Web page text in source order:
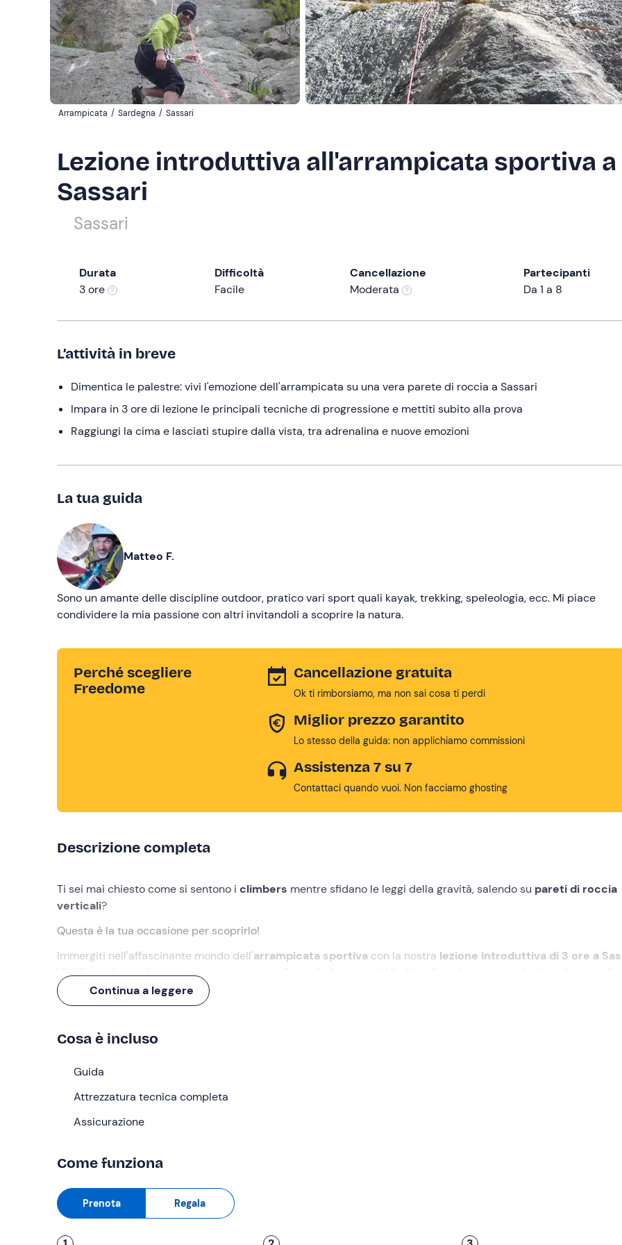
Arrampicata / Sardegna / Sassari
Lezione introduttiva all'arrampicata sportiva a
Sassari
Sassari
Durata
3 ore
Difficoltà
Facile
Cancellazione
Moderata
Partecipanti
Da 1 a 8
L’attività in breve
Dimentica le palestre: vivi l'emozione dell'arrampicata su una vera parete di roccia a Sassari
Impara in 3 ore di lezione le principali tecniche di progressione e mettiti subito alla prova
Raggiungi la cima e lasciati stupire dalla vista, tra adrenalina e nuove emozioni
La tua guida
Matteo F.
Sono un amante delle discipline outdoor, pratico vari sport quali kayak, trekking, speleologia, ecc. Mi piace
condividere la mia passione con altri invitandoli a scoprire la natura.
Perché scegliere
Freedome
Cancellazione gratuita
Ok ti rimborsiamo, ma non sai cosa ti perdi
Miglior prezzo garantito
Lo stesso della guida: non applichiamo commissioni
Assistenza 7 su 7
Contattaci quando vuoi. Non facciamo ghosting
Descrizione completa
Ti sei mai chiesto come si sentono i climbers mentre sfidano le leggi della gravità, salendo su pareti di roccia
verticali?
Questa è la tua occasione per scoprirlo!
Immergiti nell'affascinante mondo dell'arrampicata sportiva con la nostra lezione introduttiva di 3 ore a
Vivi l'esperienza diretta su una vera
parete di roccia
, lontano dai limiti della palestra, e lasciati avvolgere dalle
sensazioni autenticheche solo la roccia naturale può offrire.
e se c'è la passione per
attrezzature costose.
Ti aspettiamo!
Cosa faremo
L'appuntamento è alle ore 8:30
Arrivati sul posto, inizieremo con una
imbrago, corda, rinvii, assicuratore, scarpette, longe, magnesite e molto altro. Approfondiremo le
l'utilizzo di ogni strumento, assicurandoci che tu possa utilizzarli in modo sicuro ed efficiente.
Continua a leggere
Cosa è incluso
Guida
Attrezzatura tecnica completa
Assicurazione
Come funziona
Prenota Regala